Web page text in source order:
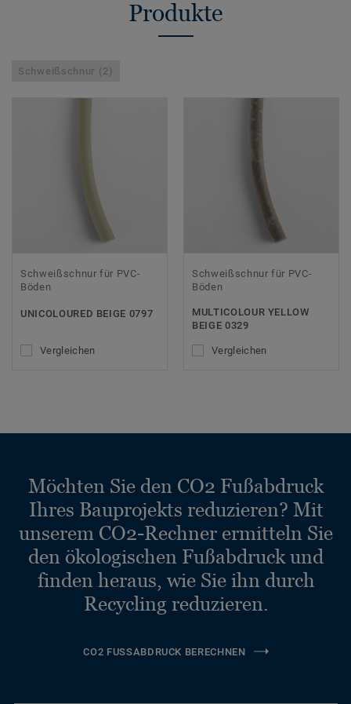
Produkte
Schweißschnur (2)
Schweißschnur für PVC-
Böden
UNICOLOURED BEIGE 0797
Vergleichen
Schweißschnur für PVC-
Böden
MULTICOLOUR YELLOW
BEIGE 0329
Vergleichen
Möchten Sie den CO2 Fußabdruck
Ihres Bauprojekts reduzieren? Mit
unserem CO2-Rechner ermitteln Sie
den ökologischen Fußabdruck und
finden heraus, wie Sie ihn durch
Recycling reduzieren.
CO2 FUSSABDRUCK BERECHNEN